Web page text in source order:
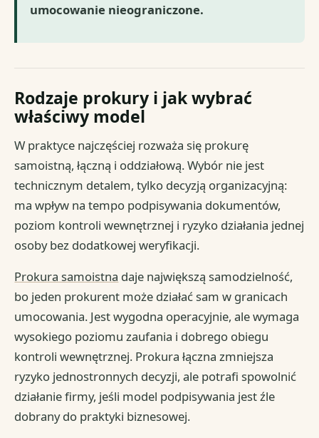
umocowanie nieograniczone.
Rodzaje prokury i jak wybrać
właściwy model
W praktyce najczęściej rozważa się prokurę
samoistną, łączną i oddziałową. Wybór nie jest
technicznym detalem, tylko decyzją organizacyjną:
ma wpływ na tempo podpisywania dokumentów,
poziom kontroli wewnętrznej i ryzyko działania jednej
osoby bez dodatkowej weryfikacji.
Prokura samoistna daje największą samodzielność,
bo jeden prokurent może działać sam w granicach
umocowania. Jest wygodna operacyjnie, ale wymaga
wysokiego poziomu zaufania i dobrego obiegu
kontroli wewnętrznej. Prokura łączna zmniejsza
ryzyko jednostronnych decyzji, ale potrafi spowolnić
działanie firmy, jeśli model podpisywania jest źle
dobrany do praktyki biznesowej.